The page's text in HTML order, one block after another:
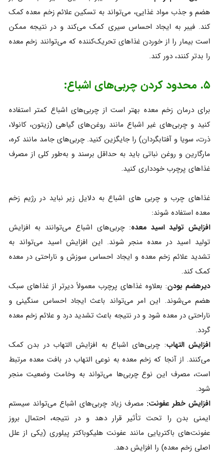
هضم و جذب مواد غذایی، می‌تواند به تسکین علائم زخم معده کمک
کند. فیبر به ایجاد احساس سیری کمک می‌کند و در نتیجه ممکن
است بیمار را از خوردن غذاهای تحریک‌کننده که می‌توانند زخم معده
را بدتر کنند، دور کند.
۵. محدود کردن چربی‌های اشباع:
برای درمان زخم معده بهتر است از چربی‌های اشباع کمتر استفاده
کنید و چربی‌های غیر اشباع مانند روغن‌های گیاهی (زیتون، کانولا،
ذرت، سویا و آفتابگردان) را جایگزین کنید. چربی‌های جامد مانند کره،
مارگارین و روغن نباتی باید به حداقل برسند و به‌طور کلی از مصرف
غذاهای پرچرب خودداری کنید.
غذاهای چرب و چربی های اشباع به دلایل زیر نباید در رژیم زخم
معده استفاده شوند:
افزایش تولید اسید معده: چربی‌های اشباع می‌توانند به افزایش
تولید اسید در معده منجر شوند. این افزایش اسید می‌تواند به
تشدید علائم زخم معده و ایجاد احساس سوزش و ناراحتی در معده
کمک کند.
دیرهضم بودن: بعلاوه غذاهای پرچرب معمولاً دیرتر از غذاهای سبک
هضم می‌شوند. این امر می‌تواند باعث ایجاد احساس سنگینی و
ناراحتی در معده شود و در نتیجه باعث تشدید درد و علائم زخم معده
گردد.
افزایش التهاب: چربی‌های اشباع به افزایش التهاب در بدن کمک
می‌کنند. از آنجا که زخم معده به نوعی التهاب در بافت معده مرتبط
است، مصرف این نوع چربی‌ها می‌تواند به وخامت وضعیت منجر
شود.
افزایش خطر عفونت: مصرف زیاد چربی‌های اشباع می‌تواند سیستم
ایمنی بدن را تحت تأثیر قرار دهد و در نتیجه، احتمال بروز
عفونت‌های باکتریایی مانند عفونت هلیکوباکتر پیلوری (یکی از علل
اصلی زخم معده) را افزایش دهد.